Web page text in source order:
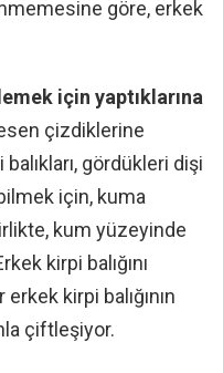
göre, erkek
için yaptıklarına
çizdiklerine
gördükleri dişi
için, kuma
kum yüzeyinde
kirpi balığını
kirpi balığının
çiftleşiyor.